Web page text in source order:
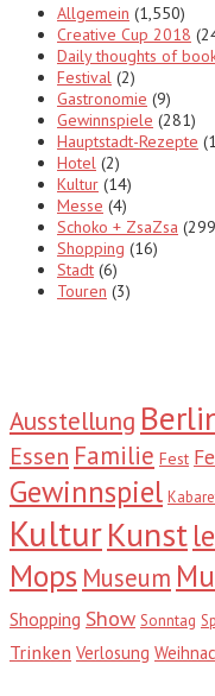
Allgemein (1,550)
Creative Cup 2018
Daily thoughts of
Festival (2)
Gastronomie (9)
Gewinnspiele (281)
Hauptstadt-Rezepte
Hotel (2)
Kultur (14)
Messe (4)
Schoko + ZsaZsa
Shopping (16)
Stadt (6)
Touren (3)
Ausstellung
Essen Familie Fest
Gewinnspiel
KulturKunst
Mops Museum
Shopping Show Sonntag
Trinken Verlosung